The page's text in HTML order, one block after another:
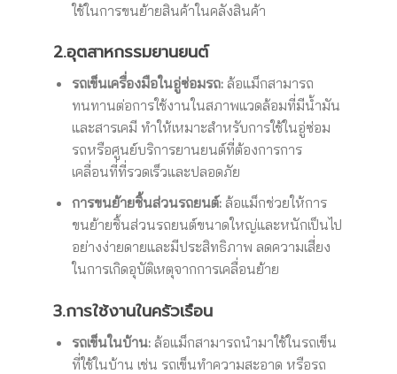
ใช้ในการขนย้ายสินค้าในคลังสินค้า
2.อุตสาหกรรมยานยนต์
รถเข็นเครื่องมือในอู่ซ่อมรถ:ล้อแม็กสามารถ
ทนทานต่อการใช้งานในสภาพแวดล้อมที่มีน้ำมัน
และสารเคมี ทำให้เหมาะสำหรับการใช้ในอู่ซ่อม
รถหรือศูนย์บริการยานยนต์ที่ต้องการการ
เคลื่อนที่ที่รวดเร็วและปลอดภัย
การขนย้ายชิ้นส่วนรถยนต์:ล้อแม็กช่วยให้การ
ขนย้ายชิ้นส่วนรถยนต์ขนาดใหญ่และหนักเป็นไป
อย่างง่ายดายและมีประสิทธิภาพ ลดความเสี่ยง
ในการเกิดอุบัติเหตุจากการเคลื่อนย้าย
3.การใช้งานในครัวเรือน
รถเข็นในบ้าน:ล้อแม็กสามารถนำมาใช้ในรถเข็น
ที่ใช้ในบ้าน เช่น รถเข็นทำความสะอาด หรือรถ